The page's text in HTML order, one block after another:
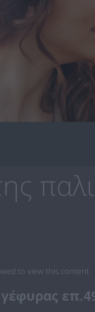
to view this content